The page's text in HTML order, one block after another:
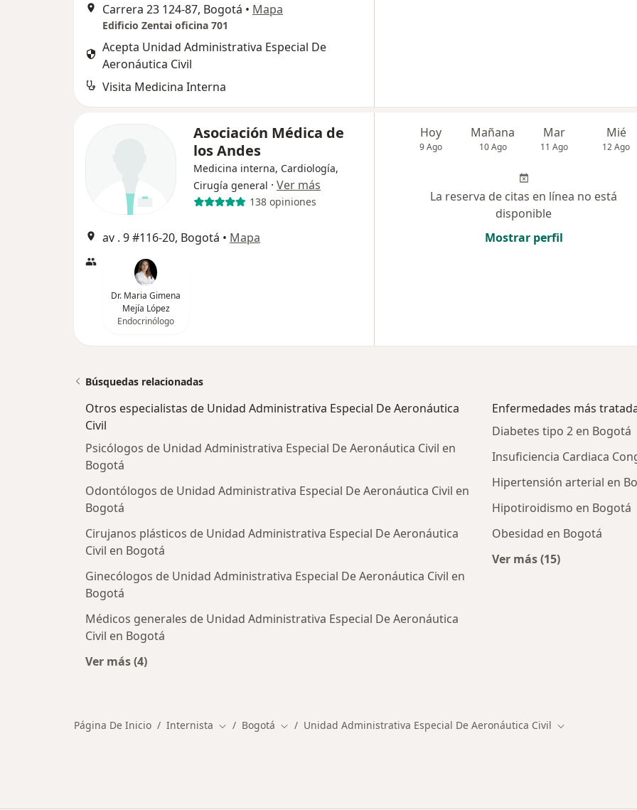
Carrera 23 124-87, Bogotá • Mapa
Edificio Zentai oficina 701
Acepta Unidad Administrativa Especial De
Aeronáutica Civil
Visita Medicina Interna
Asociación Médica de
los Andes
Medicina interna, Cardiología,
Cirugía general · Ver más
138 opiniones
av . 9 #116-20, Bogotá • Mapa
Dr. Maria Gimena
Mejía López
Endocrinólogo
Hoy
9 Ago
Mañana
10 Ago
Mar
11 Ago
Mié
12 Ago
La reserva de citas en línea no está
disponible
Mostrar perfil
Búsquedas relacionadas
Otros especialistas de Unidad Administrativa Especial De Aeronáutica
Civil
Psicólogos de Unidad Administrativa Especial De Aeronáutica Civil en
Bogotá
Odontólogos de Unidad Administrativa Especial De Aeronáutica Civil en
Bogotá
Cirujanos plásticos de Unidad Administrativa Especial De Aeronáutica
Civil en Bogotá
Ginecólogos de Unidad Administrativa Especial De Aeronáutica Civil en
Bogotá
Médicos generales de Unidad Administrativa Especial De Aeronáutica
Civil en Bogotá
Ver más (4)
Enfermedades más
Diabetes tipo 2 en Bogotá
Insuficiencia Cardiaca
Hipertensión arterial en
Hipotiroidismo en Bogotá
Obesidad en Bogotá
Ver más (15)
Página De Inicio Internista Cambiar de ciudad
Bogotá Cambiar de ciudad
Unidad Administrativa Especial De Aeronáutica Civil Cambiar de